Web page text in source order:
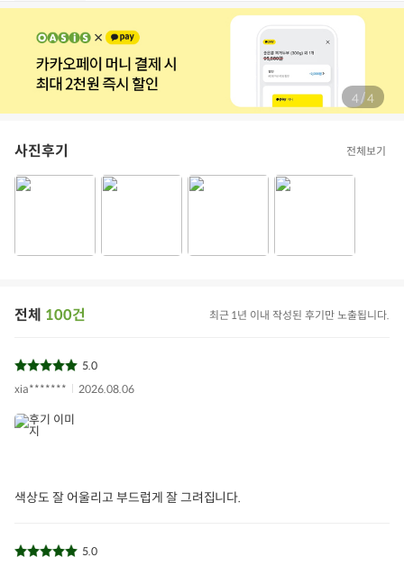
담
기
머지 더 퍼스트 젤 아이라이너 (5컬러)
머지 더 퍼스트 젤 아이라이너 G6. 소프트 브라운
0.5g (유통기한 27.04)
44% 5,500
담기
4 /4
사진후기 전체보기
전체 100건 최근 1년 이내 작성된 후기만 노출됩니다.
5.0
xia*******
2026.08.06
색상도 잘 어울리고 부드럽게 잘 그려집니다.
5.0